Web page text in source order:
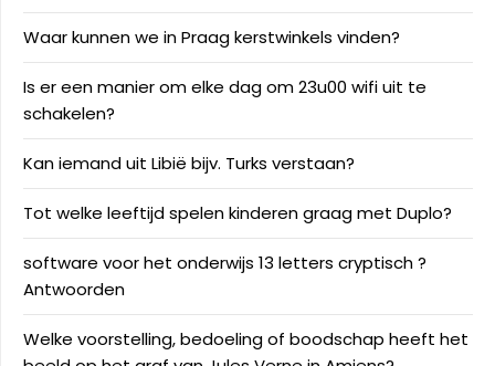
Waar kunnen we in Praag kerstwinkels vinden?
Is er een manier om elke dag om 23u00 wifi uit te
schakelen?
Kan iemand uit Libië bijv. Turks verstaan?
Tot welke leeftijd spelen kinderen graag met Duplo?
software voor het onderwijs 13 letters cryptisch ?
Antwoorden
Welke voorstelling, bedoeling of boodschap heeft het